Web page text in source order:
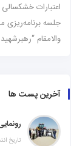
اعتبارات
جلسه برنامه‌ریزی
والامقام
آخرین پست ها
تاریخ